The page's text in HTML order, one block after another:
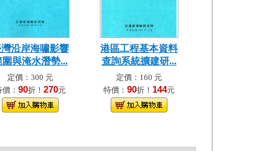
沿岸海嘯影響
圍與淹水潛勢...
定價：300 元
價： 90折！ 270元
港區工程基本資料
查詢系統擴建研...
定價：160 元
特價： 90折！ 144元